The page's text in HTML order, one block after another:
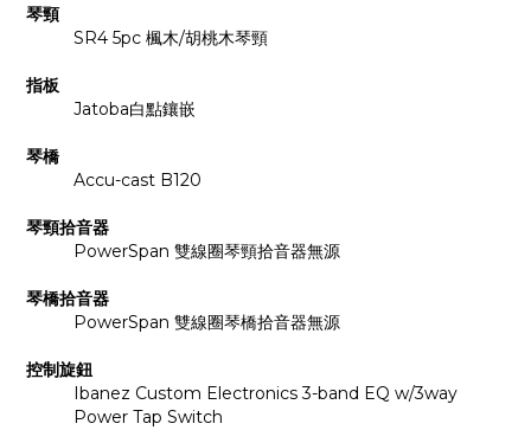
琴頸
SR4 5pc 楓木/胡桃木琴頸
指板
Jatoba白點鑲嵌
琴橋
Accu-cast B120
琴頸拾音器
PowerSpan 雙線圈琴頸拾音器無源
琴橋拾音器
PowerSpan 雙線圈琴橋拾音器無源
控制旋鈕
Ibanez Custom Electronics 3-band EQ w/3way
Power Tap Switch